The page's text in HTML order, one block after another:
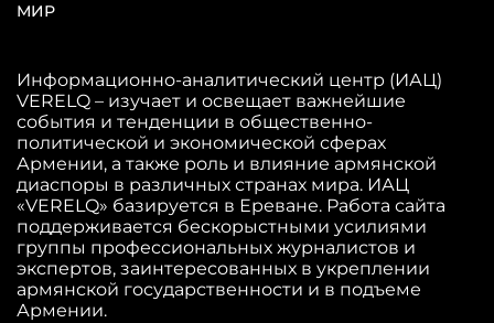
МИР
Информационно-аналитический центр (ИАЦ)
VERELQ – изучает и освещает важнейшие
события и тенденции в общественно-
политической и экономической сферах
Армении, а также роль и влияние армянской
диаспоры в различных странах мира. ИАЦ
«VERELQ» базируется в Ереване. Работа сайта
поддерживается бескорыстными усилиями
группы профессиональных журналистов и
экспертов, заинтересованных в укреплении
армянской государственности и в подъеме
Армении.